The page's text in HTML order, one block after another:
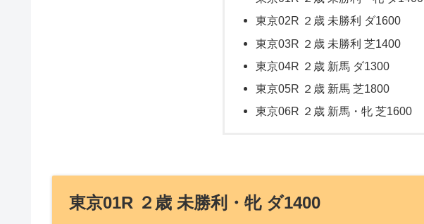
東京02R ２歳 未勝利 ダ1600
東京03R ２歳 未勝利 芝1400
東京04R ２歳 新馬 ダ1300
東京05R ２歳 新馬 芝1800
東京06R ２歳 新馬・牝 芝1600
東京01R ２歳 未勝利・牝 ダ1400